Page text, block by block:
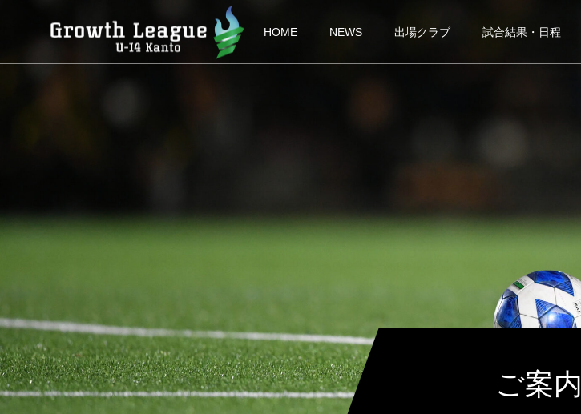
HOME NEWS 出場クラブ 試合結果・日程
ご案内